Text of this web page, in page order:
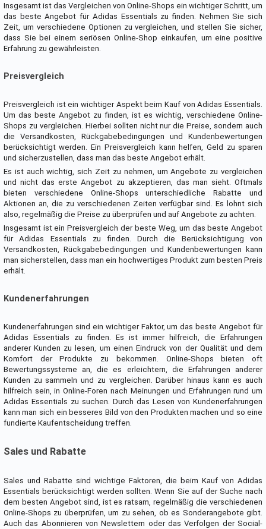
Insgesamt ist das Vergleichen von Online-Shops ein wichtiger Schritt, um
das beste Angebot für Adidas Essentials zu finden. Nehmen Sie sich
Zeit, um verschiedene Optionen zu vergleichen, und stellen Sie sicher,
dass Sie bei einem seriösen Online-Shop einkaufen, um eine positive
Erfahrung zu gewährleisten.
Preisvergleich
Preisvergleich ist ein wichtiger Aspekt beim Kauf von Adidas Essentials.
Um das beste Angebot zu finden, ist es wichtig, verschiedene Online-
Shops zu vergleichen. Hierbei sollten nicht nur die Preise, sondern auch
die Versandkosten, Rückgabebedingungen und Kundenbewertungen
berücksichtigt werden. Ein Preisvergleich kann helfen, Geld zu sparen
und sicherzustellen, dass man das beste Angebot erhält.
Es ist auch wichtig, sich Zeit zu nehmen, um Angebote zu vergleichen
und nicht das erste Angebot zu akzeptieren, das man sieht. Oftmals
bieten verschiedene Online-Shops unterschiedliche Rabatte und
Aktionen an, die zu verschiedenen Zeiten verfügbar sind. Es lohnt sich
also, regelmäßig die Preise zu überprüfen und auf Angebote zu achten.
Insgesamt ist ein Preisvergleich der beste Weg, um das beste Angebot
für Adidas Essentials zu finden. Durch die Berücksichtigung von
Versandkosten, Rückgabebedingungen und Kundenbewertungen kann
man sicherstellen, dass man ein hochwertiges Produkt zum besten Preis
erhält.
Kundenerfahrungen
Kundenerfahrungen sind ein wichtiger Faktor, um das beste Angebot für
Adidas Essentials zu finden. Es ist immer hilfreich, die Erfahrungen
anderer Kunden zu lesen, um einen Eindruck von der Qualität und dem
Komfort der Produkte zu bekommen. Online-Shops bieten oft
Bewertungssysteme an, die es erleichtern, die Erfahrungen anderer
Kunden zu sammeln und zu vergleichen. Darüber hinaus kann es auch
hilfreich sein, in Online-Foren nach Meinungen und Erfahrungen rund um
Adidas Essentials zu suchen. Durch das Lesen von Kundenerfahrungen
kann man sich ein besseres Bild von den Produkten machen und so eine
fundierte Kaufentscheidung treffen.
Sales und Rabatte
Sales und Rabatte sind wichtige Faktoren, die beim Kauf von Adidas
Essentials berücksichtigt werden sollten. Wenn Sie auf der Suche nach
dem besten Angebot sind, ist es ratsam, regelmäßig die verschiedenen
Online-Shops zu überprüfen, um zu sehen, ob es Sonderangebote gibt.
Auch das Abonnieren von Newslettern oder das Verfolgen der Social-